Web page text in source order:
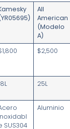
All
American
(Modelo
A)
$2,500
25L
SUS304
Aluminio